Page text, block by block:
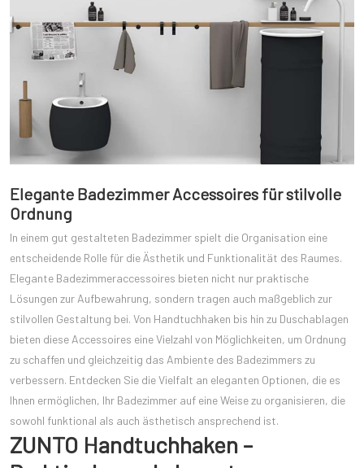
Elegante Badezimmer Accessoires für stilvolle
Ordnung
In einem gut gestalteten Badezimmer spielt die Organisation eine
entscheidende Rolle für die Ästhetik und Funktionalität des Raumes.
Elegante Badezimmeraccessoires bieten nicht nur praktische
Lösungen zur Aufbewahrung, sondern tragen auch maßgeblich zur
stilvollen Gestaltung bei. Von Handtuchhaken bis hin zu Duschablagen
bieten diese Accessoires eine Vielzahl von Möglichkeiten, um Ordnung
zu schaffen und gleichzeitig das Ambiente des Badezimmers zu
verbessern. Entdecken Sie die Vielfalt an eleganten Optionen, die es
Ihnen ermöglichen, Ihr Badezimmer auf eine Weise zu organisieren, die
sowohl funktional als auch ästhetisch ansprechend ist.
ZUNTO Handtuchhaken –